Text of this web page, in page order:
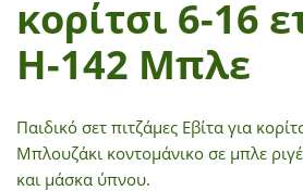
κορίτσι 6-16
Η-142 Μπλε
Παιδικό σετ πιτζάμες Εβίτα για
Μπλουζάκι κοντομάνικο σε μπλε
και μάσκα ύπνου.